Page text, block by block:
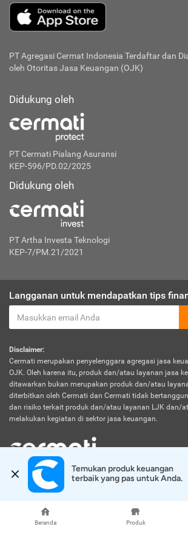
Beranda Produk
PT Agregasi Cermat Indonesia Terdaftar dan
oleh Otoritas Jasa Keuangan (OJK)
Didukung oleh
PT Cermati Pialang Asuransi
KEP-596/PD.02/2025
Didukung oleh
PT Artha Investa Teknologi
KEP-7/PM.21/2021
Langganan untuk mendapatkan tips
Disclaimer:
Cermati merupakan penyelenggara agregasi jasa
OJK. Oleh karena itu, produk dan/atau layanan jasa
ditawarkan bukan merupakan produk dan/atau
diterbitkan oleh Cermati dan Cermati tidak
dan risiko terkait produk dan/atau layanan LJK dan/
melakukan kegiatan di sektor jasa keuangan.
© 2026 Cermati. All Rights Reserved.
Temukan produk keuangan
terbaik yang pas untuk Anda.